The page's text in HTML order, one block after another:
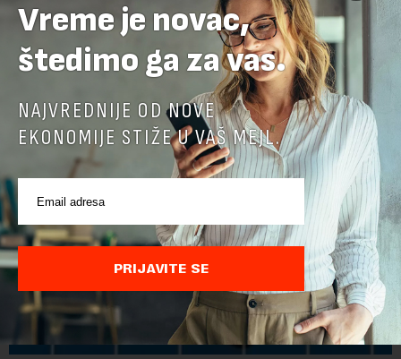
Vreme je novac,
štedimo ga za vas.
NAJVREDNIJE OD NOVE
EKONOMIJE STIŽE U VAŠ MEJL.
PRIJAVITE SE